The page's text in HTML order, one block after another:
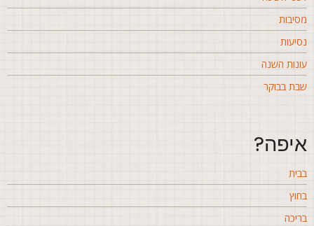
השנה
בבוקר